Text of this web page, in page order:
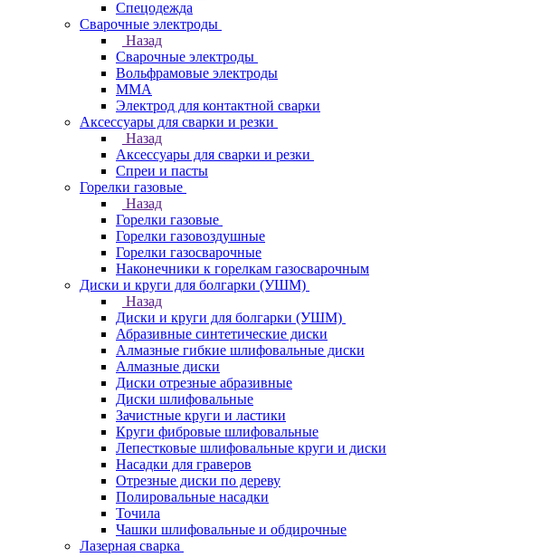
Спецодежда
Сварочные электроды
Назад
Сварочные электроды
Вольфрамовые электроды
ММА
Электрод для контактной сварки
Аксессуары для сварки и резки
Назад
Аксессуары для сварки и резки
Спреи и пасты
Горелки газовые
Назад
Горелки газовые
Горелки газовоздушные
Горелки газосварочные
Наконечники к горелкам газосварочным
Диски и круги для болгарки (УШМ)
Назад
Диски и круги для болгарки (УШМ)
Абразивные синтетические диски
Алмазные гибкие шлифовальные диски
Алмазные диски
Диски отрезные абразивные
Диски шлифовальные
Зачистные круги и ластики
Круги фибровые шлифовальные
Лепестковые шлифовальные круги и диски
Насадки для граверов
Отрезные диски по дереву
Полировальные насадки
Точила
Чашки шлифовальные и обдирочные
Лазерная сварка